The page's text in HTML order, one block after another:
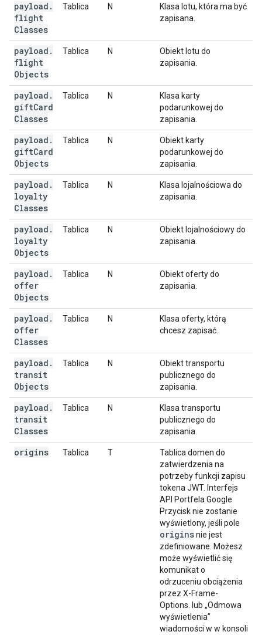
payload .
flight
Classes
Tablica N
Klasa lotu, która ma być
zapisana.
payload .
flight
Objects
Tablica N
Obiekt lotu do
zapisania.
payload .
giftCard
Classes
Tablica N
Klasa karty
podarunkowej do
zapisania.
payload .
giftCard
Objects
Tablica N
Obiekt karty
podarunkowej do
zapisania.
payload .
loyalty
Classes
Tablica N
Klasa lojalnościowa do
zapisania.
payload .
loyalty
Objects
Tablica N
Obiekt lojalnościowy do
zapisania.
payload .
offer
Objects
Tablica N
Obiekt oferty do
zapisania.
payload .
offer
Classes
Tablica N
Klasa oferty, którą
chcesz zapisać.
payload .
transit
Objects
Tablica N
Obiekt transportu
publicznego do
zapisania.
payload .
transit
Classes
Tablica N
Klasa transportu
publicznego do
zapisania.
origins Tablica T
Tablica domen do
zatwierdzenia na
potrzeby funkcji zapisu
tokena JWT. Interfejs
API Portfela Google
Przycisk nie zostanie
wyświetlony, jeśli pole
originsnie jest
zdefiniowane. Możesz
może wyświetlić się
komunikat o
odrzuceniu obciążenia
przez X-Frame-
Options. lub „Odmowa
wyświetlenia”
wiadomości w w konsoli